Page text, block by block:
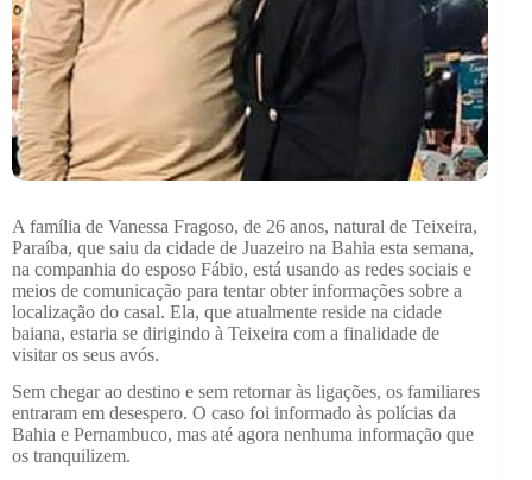
A família de Vanessa Fragoso, de 26 anos, natural de Teixeira,
Paraíba, que saiu da cidade de Juazeiro na Bahia esta semana,
na companhia do esposo Fábio, está usando as redes sociais e
meios de comunicação para tentar obter informações sobre a
localização do casal. Ela, que atualmente reside na cidade
baiana, estaria se dirigindo à Teixeira com a finalidade de
visitar os seus avós.
Sem chegar ao destino e sem retornar às ligações, os familiares
entraram em desespero. O caso foi informado às polícias da
Bahia e Pernambuco, mas até agora nenhuma informação que
os tranquilizem.